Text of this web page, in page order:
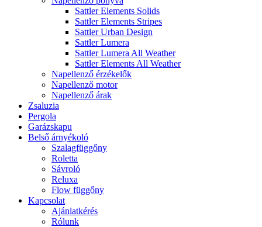
Sattler Elements Solids
Sattler Elements Stripes
Sattler Urban Design
Sattler Lumera
Sattler Lumera All Weather
Sattler Elements All Weather
Napellenző érzékelők
Napellenző motor
Napellenző árak
Zsaluzia
Pergola
Garázskapu
Belső árnyékoló
Szalagfüggőny
Roletta
Sávroló
Reluxa
Flow függőny
Kapcsolat
Ajánlatkérés
Rólunk